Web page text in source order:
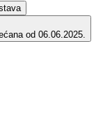
od 06.06.2025.